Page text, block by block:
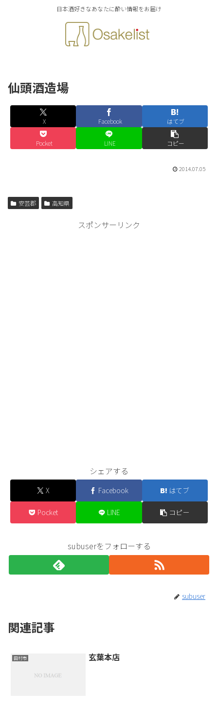
日本酒好きなあなたに酔い情報をお届け
仙頭酒造場
X Facebook はてブ
Pocket LINE コピー
2014.07.05
安芸郡 高知県
スポンサーリンク
シェアする
X Facebook はてブ
Pocket LINE コピー
subuserをフォローする
subuser
関連記事
田村市 玄葉本店